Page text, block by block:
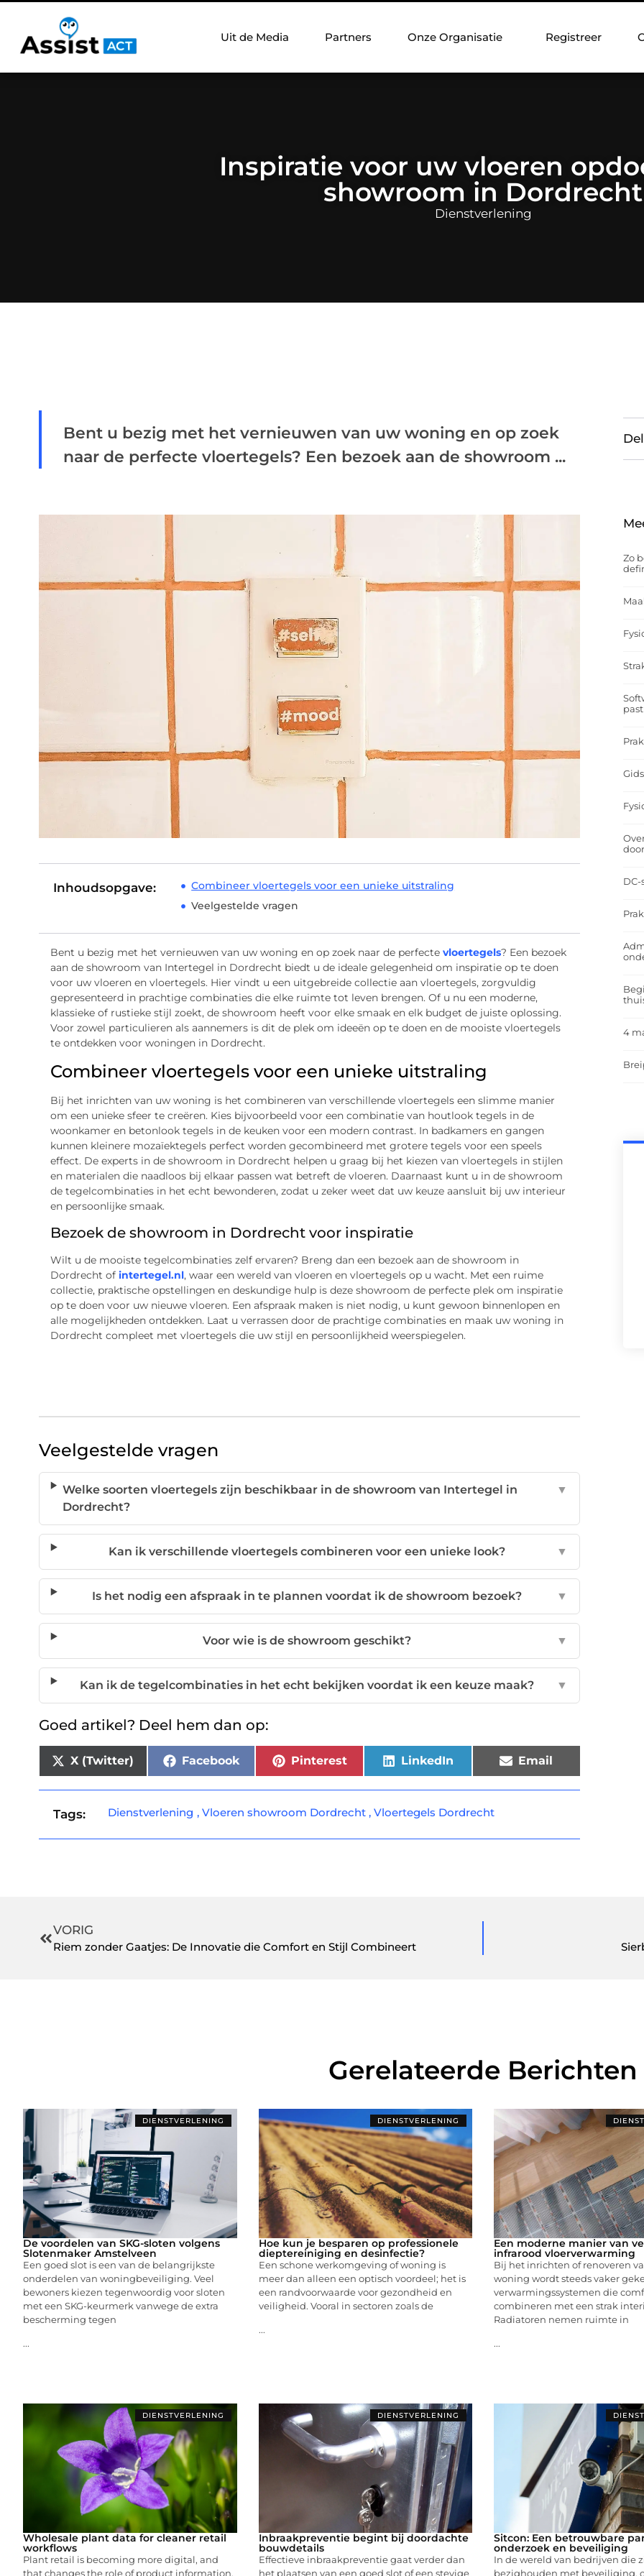
Uit de Media Partners Onze Organisatie Registreer
Inspiratie voor uw vloeren
showroom in Dordrecht
Dienstverlening
Bent u bezig met het vernieuwen van uw woning en op zoek
naar de perfecte vloertegels? Een bezoek aan de showroom ...
Inhoudsopgave:
Combineer vloertegels voor een unieke uitstraling
Veelgestelde vragen
Bent u bezig met het vernieuwen van uw woning en op zoek naar de perfecte vloertegels? Een bezoek
aan de showroom van Intertegel in Dordrecht biedt u de ideale gelegenheid om inspiratie op te doen
voor uw vloeren en vloertegels. Hier vindt u een uitgebreide collectie aan vloertegels, zorgvuldig
gepresenteerd in prachtige combinaties die elke ruimte tot leven brengen. Of u nu een moderne,
klassieke of rustieke stijl zoekt, de showroom heeft voor elke smaak en elk budget de juiste oplossing.
Voor zowel particulieren als aannemers is dit de plek om ideeën op te doen en de mooiste vloertegels
te ontdekken voor woningen in Dordrecht.
Combineer vloertegels voor een unieke uitstraling
Bij het inrichten van uw woning is het combineren van verschillende vloertegels een slimme manier
om een unieke sfeer te creëren. Kies bijvoorbeeld voor een combinatie van houtlook tegels in de
woonkamer en betonlook tegels in de keuken voor een modern contrast. In badkamers en gangen
kunnen kleinere mozaïektegels perfect worden gecombineerd met grotere tegels voor een speels
effect. De experts in de showroom in Dordrecht helpen u graag bij het kiezen van vloertegels in stijlen
en materialen die naadloos bij elkaar passen wat betreft de vloeren. Daarnaast kunt u in de showroom
de tegelcombinaties in het echt bewonderen, zodat u zeker weet dat uw keuze aansluit bij uw interieur
en persoonlijke smaak.
Bezoek de showroom in Dordrecht voor inspiratie
Wilt u de mooiste tegelcombinaties zelf ervaren? Breng dan een bezoek aan de showroom in
Dordrecht of intertegel.nl, waar een wereld van vloeren en vloertegels op u wacht. Met een ruime
collectie, praktische opstellingen en deskundige hulp is deze showroom de perfecte plek om inspiratie
op te doen voor uw nieuwe vloeren. Een afspraak maken is niet nodig, u kunt gewoon binnenlopen en
alle mogelijkheden ontdekken. Laat u verrassen door de prachtige combinaties en maak uw woning in
Dordrecht compleet met vloertegels die uw stijl en persoonlijkheid weerspiegelen.
Veelgestelde vragen
Welke soorten vloertegels zijn beschikbaar in de showroom van Intertegel in
Dordrecht?
▼
Kan ik verschillende vloertegels combineren voor een unieke look? ▼
Is het nodig een afspraak in te plannen voordat ik de showroom bezoek? ▼
Voor wie is de showroom geschikt? ▼
Kan ik de tegelcombinaties in het echt bekijken voordat ik een keuze maak? ▼
Goed artikel? Deel hem dan op:
X (Twitter) Facebook Pinterest LinkedIn Email
Tags: Dienstverlening ,Vloeren showroom Dordrecht ,Vloertegels Dordrecht
Zo
door
4
VORIG
Riem zonder Gaatjes: De Innovatie die Comfort en Stijl Combineert
Gerelateerde Berichten
DIENSTVERLENING
De voordelen van SKG-sloten volgens
Slotenmaker Amstelveen
Een goed slot is een van de belangrijkste
onderdelen van woningbeveiliging. Veel
bewoners kiezen tegenwoordig voor sloten
met een SKG-keurmerk vanwege de extra
bescherming tegen
...
DIENSTVERLENING
Hoe kun je besparen op professionele
dieptereiniging en desinfectie?
Een schone werkomgeving of woning is
meer dan alleen een optisch voordeel; het is
een randvoorwaarde voor gezondheid en
veiligheid. Vooral in sectoren zoals de
...
Een moderne manier van
infrarood vloerverwarming
Bij het inrichten of renoveren
woning wordt steeds vaker
verwarmingssystemen die
combineren met een strak
Radiatoren nemen ruimte in
...
DIENSTVERLENING
Wholesale plant data for cleaner retail
workflows
Plant retail is becoming more digital, and
that changes the role of product information.
DIENSTVERLENING
Inbraakpreventie begint bij doordachte
bouwdetails
Effectieve inbraakpreventie gaat verder dan
het plaatsen van een goed slot of een stevige
Sitcon: Een betrouwbare
onderzoek en beveiliging
In de wereld van bedrijven die
bezighouden met beveiliging,